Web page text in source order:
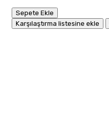
Sepete Ekle
Karşılaştırma listesine ekle